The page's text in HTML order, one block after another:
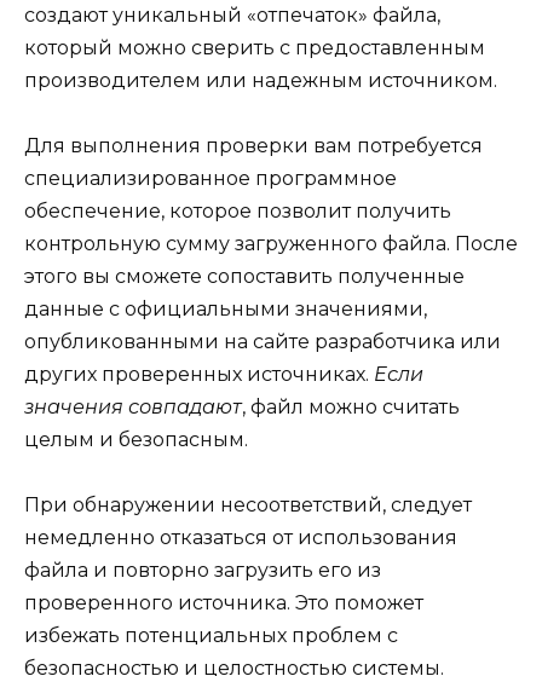
создают уникальный «отпечаток» файла,
который можно сверить с предоставленным
производителем или надежным источником.
Для выполнения проверки вам потребуется
специализированное программное
обеспечение, которое позволит получить
контрольную сумму загруженного файла. После
этого вы сможете сопоставить полученные
данные с официальными значениями,
опубликованными на сайте разработчика или
других проверенных источниках. Если
значения совпадают, файл можно считать
целым и безопасным.
При обнаружении несоответствий, следует
немедленно отказаться от использования
файла и повторно загрузить его из
проверенного источника. Это поможет
избежать потенциальных проблем с
безопасностью и целостностью системы.